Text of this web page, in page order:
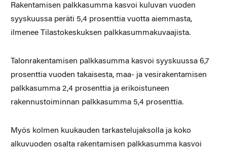
Rakentamisen palkkasumma kasvoi kuluvan vuoden
syyskuussa peräti 5,4 prosenttia vuotta aiemmasta,
ilmenee Tilastokeskuksen palkkasummakuvaajista.
Talonrakentamisen palkkasumma kasvoi syyskuussa 6,7
prosenttia vuoden takaisesta, maa- ja vesirakentamisen
palkkasumma 2,4 prosenttia ja erikoistuneen
rakennustoiminnan palkkasumma 5,4 prosenttia.
Myös kolmen kuukauden tarkastelujaksolla ja koko
alkuvuoden osalta rakentamisen palkkasumma kasvoi